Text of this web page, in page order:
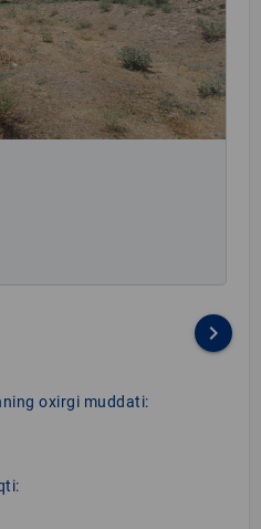
keyboard_arrow_right
oxirgi muddati: